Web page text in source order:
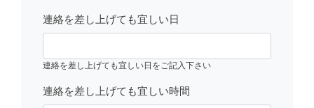
連絡を差し上げても宜しい日
連絡を差し上げても宜しい日をご記入下さい
連絡を差し上げても宜しい時間